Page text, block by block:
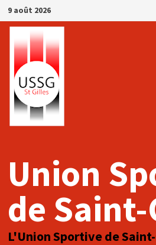
Passer
au
contenu
9 août 2026
Union
de
L'Union Sportive de